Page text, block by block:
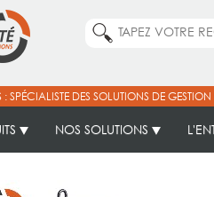
SPÉCIALISTE DES SOLUTIONS DE
NOS SOLUTIONS